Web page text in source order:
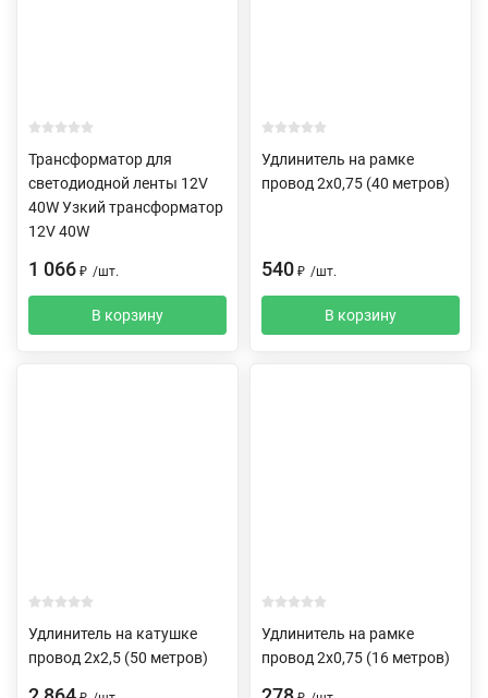
Трансформатор для
светодиодной ленты 12V
40W Узкий трансформатор
12V 40W
1 066 ₽ /шт.
В корзину
Удлинитель на рамке
провод 2х0,75 (40 метров)
540 ₽ /шт.
В корзину
Удлинитель на катушке
провод 2х2,5 (50 метров)
Удлинитель на рамке
провод 2х0,75 (16 метров)